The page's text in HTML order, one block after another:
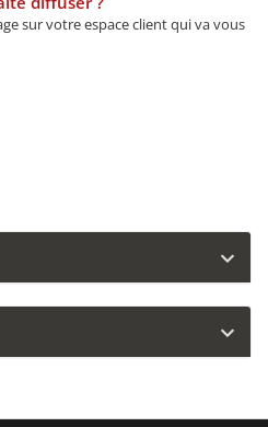
sur votre espace client qui va vous